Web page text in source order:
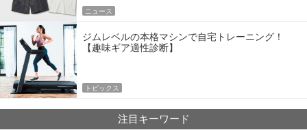
ニュース
ジムレベルの本格マシンで自宅トレーニング！
【趣味ギア適性診断】
トピックス
注目キーワード